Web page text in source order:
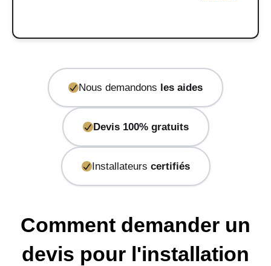
Nous demandons les aides
Devis 100% gratuits
Installateurs certifiés
Comment demander un
devis pour l'installation